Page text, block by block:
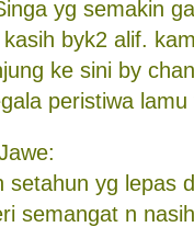
yg semakin
byk2 alif.
ke sini by
peristiwa
setahun yg lepas
semangat n